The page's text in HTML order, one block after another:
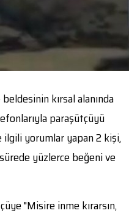
kırsal alanında
paraşütçüyü
yorumlar yapan 2 kişi,
yüzlerce beğeni ve
"Misire inme kırarsın,